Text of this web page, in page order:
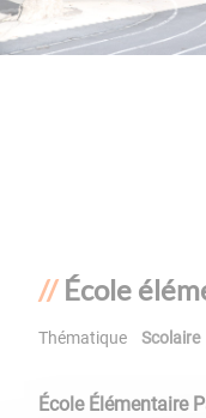
École
Thématique Scolaire
École Élémentaire